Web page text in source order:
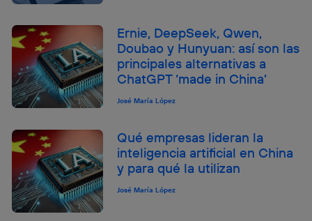
Ernie, DeepSeek, Qwen,
Doubao y Hunyuan: así son las
principales alternativas a
ChatGPT ‘made in China’
José María López
Qué empresas lideran la
inteligencia artificial en China
y para qué la utilizan
José María López